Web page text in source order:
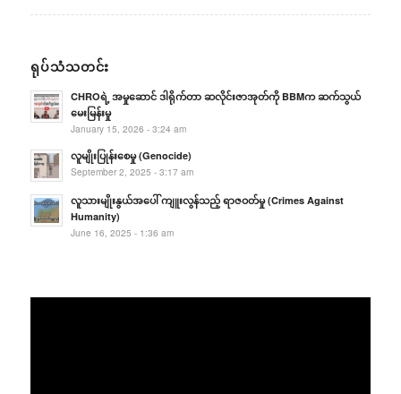
ရုပ်သံသတင်း
CHROရဲ့ အမှုဆောင် ဒါရိုက်တာ ဆလိုင်းဇာအုတ်ကို BBMက ဆက်သွယ်
မေးမြန်းမှု
January 15, 2026 - 3:24 am
လူမျိုးပြုန်းစေမှု (Genocide)
September 2, 2025 - 3:17 am
လူသားမျိုးနွယ်အပေါ် ကျူးလွန်သည့် ရာဇဝတ်မှု (Crimes Against
Humanity)
June 16, 2025 - 1:36 am